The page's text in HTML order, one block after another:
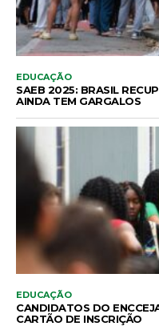
EDUCAÇÃO
SAEB 2025: BRASIL
AINDA TEM GARGALOS
EDUCAÇÃO
CANDIDATOS DO
CARTÃO DE INSCRIÇÃO